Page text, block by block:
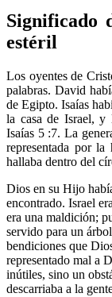
Significado
estéril
Los oyentes de
palabras. David
de Egipto. Isaías
la casa de Israel, y
Isaías 5 :7. La
representada por
hallaba dentro del
Dios en su Hijo
encontrado. Israel
era una maldición;
servido para un
bendiciones que
representado mal a
inútiles, sino un
descarriaba a la